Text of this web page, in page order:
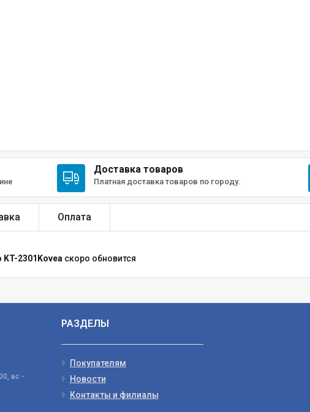
Доставка товаров
Платная доставка товаров по городу.
Оплата
KT-2301Kovea скоро обновится
вс -
РАЗДЕЛЫ
Покупателям
Новости
Контакты и филиалы